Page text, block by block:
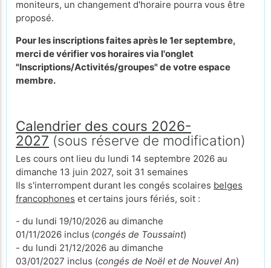
moniteurs, un changement d'horaire pourra vous être
proposé.
Pour les inscriptions faites après le 1er septembre,
merci de vérifier vos horaires via l'onglet
"Inscriptions/Activités/groupes" de votre espace
membre.
Calendrier des cours 2026-
2027 (sous réserve de modification)
Les cours ont lieu du lundi 14 septembre 2026 au
dimanche 13 juin 2027, soit 31 semaines
Ils s'interrompent durant les congés scolaires belges
francophones et certains jours fériés, soit :
- du lundi 19/10/2026 au dimanche
01/11/2026 inclus (congés de Toussaint)
- du lundi 21/12/2026 au dimanche
03/01/2027 inclus (congés de Noël et de Nouvel An)